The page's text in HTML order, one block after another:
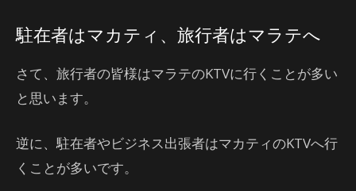
駐在者はマカティ、旅行者はマラテへ
さて、旅行者の皆様はマラテのKTVに行くことが多い
と思います。
逆に、駐在者やビジネス出張者はマカティのKTVへ行
くことが多いです。